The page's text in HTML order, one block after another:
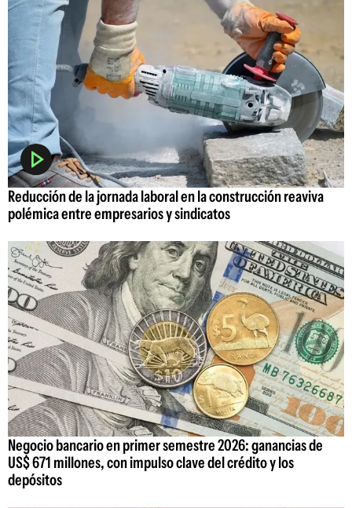
Reducción de la jornada laboral en la construcción reaviva
polémica entre empresarios y sindicatos
Negocio bancario en primer semestre 2026: ganancias de
US$ 671 millones, con impulso clave del crédito y los
depósitos